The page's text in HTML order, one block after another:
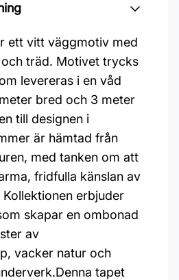
ett vitt väggmotiv med
träd. Motivet trycks
levereras i en våd
bred och 3 meter
till designen i
är hämtad från
med tanken om att
fridfulla känslan av
erbjuder
skapar en ombonad
av
vacker natur och
tapet